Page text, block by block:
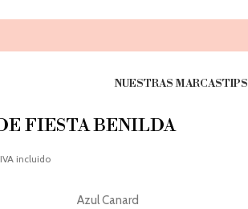
NUESTRAS MARCASTIPS
FIESTA BENILDA
IVA incluido
Azul Canard